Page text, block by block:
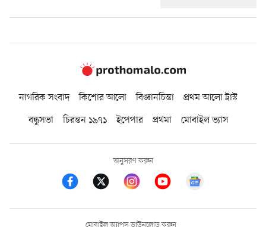
নাগরিক সংবাদ কিশোর আলো বিজ্ঞানচিন্তা
প্রথম আলো ট্রাস্ট
বন্ধুসভা
চিরন্তন ১৯৭১ ইপেপার প্রথমা মোবাইল ভ্যাস
অনুসরণ করুন
মোবাইল অ্যাপস ডাউনলোড করুন